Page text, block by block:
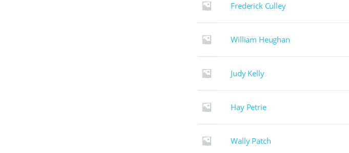
Frederick Culley
William Heughan
Judy Kelly
Hay Petrie
Wally Patch